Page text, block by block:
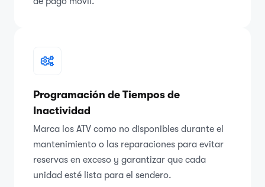
Programación de Tiempos de
Inactividad
Marca los ATV como no disponibles durante el
mantenimiento o las reparaciones para evitar
reservas en exceso y garantizar que cada
unidad esté lista para el sendero.